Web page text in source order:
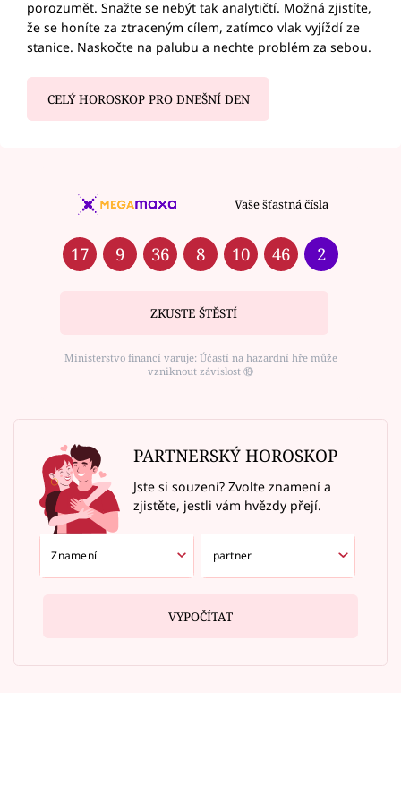
porozumět. Snažte se nebýt tak analytičtí. Možná zjistíte,
že se honíte za ztraceným cílem, zatímco vlak vyjíždí ze
stanice. Naskočte na palubu a nechte problém za sebou.
CELÝ HOROSKOP PRO DNEŠNÍ DEN
Vaše šťastná čísla
17 9 36 8 10 46 2
ZKUSTE ŠTĚSTÍ
Ministerstvo financí varuje: Účastí na hazardní hře může
vzniknout závislost ⑱
PARTNERSKÝ HOROSKOP
Jste si souzení? Zvolte znamení a
zjistěte, jestli vám hvězdy přejí.
VYPOČÍTAT